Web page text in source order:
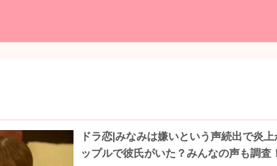
ドラ恋|みなみは嫌いという声続出で炎上
ップルで彼氏がいた？みんなの声も調査！